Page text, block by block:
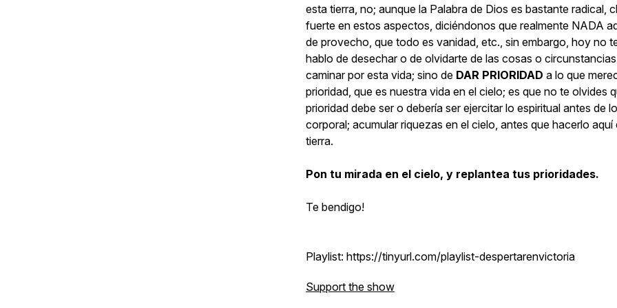
esta tierra, no; aunque la Palabra de Dios es bastante radical,
fuerte en estos aspectos, diciéndonos que realmente NADA
de provecho, que todo es vanidad, etc., sin embargo, hoy no
hablo de desechar o de olvidarte de las cosas o
caminar por esta vida; sino de DAR PRIORIDAD a lo que
prioridad, que es nuestra vida en el cielo; es que no te olvides
prioridad debe ser o debería serejercitar lo espiritual antes de lo
corporal; acumular riquezas en el cielo, antes que hacerlo aquí
tierra.
Pon tu mirada en el cielo, y replantea tus prioridades.
Te bendigo!
Playlist: https://tinyurl.com/playlist-despertarenvictoria
Support the show